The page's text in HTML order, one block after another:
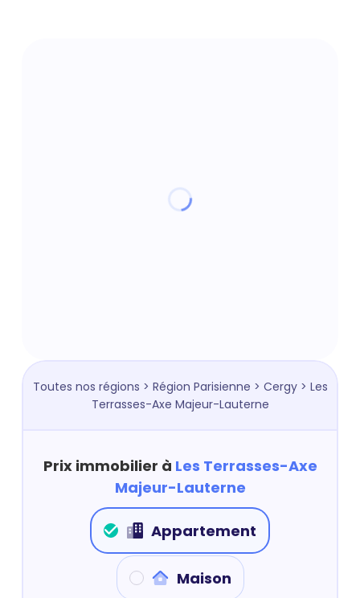
Toutes nos régions > Région Parisienne > Cergy> Les
Terrasses-Axe Majeur-Lauterne
Prix immobilier à Les Terrasses-Axe
Majeur-Lauterne
Appartement
Maison